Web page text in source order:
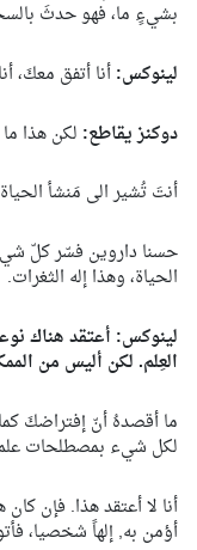
بشيءٍ ما، فهو حدثَ
لينوكس:أنا أتفق معكَ،
دوكنز يقاطع: لكن هذا
أنتَ تُشير الى مَنشأ
حسنا داروين فسّر كلّ
الحياة، وهذا إله الثغرات.
لينوكس: أعتقد هناك
العِلم. لكن أليس من
ما أقصدهُ أنّ إفتراضكَ
لكل شيء بمصطلحات
أنا لا أعتقد هذا. فإن
أؤمن به, إلهاً شخصيا،